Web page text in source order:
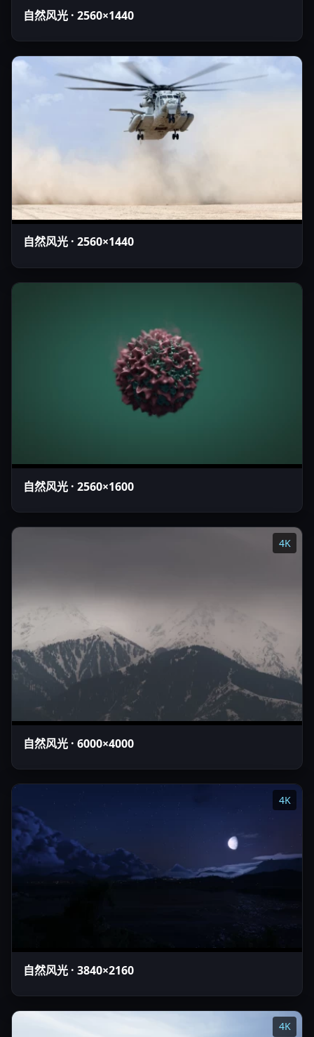
自然风光 · 2560×1440
自然风光 · 2560×1440
自然风光 · 2560×1600
4K
自然风光 · 6000×4000
4K
自然风光 · 3840×2160
4K